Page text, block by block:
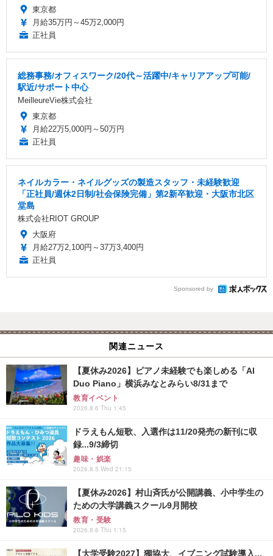
東京都
月給35万円～45万2,000円
正社員
総務事務/オフィスワーク/20代～活躍中/キャリアアップ可能/
駅近/サポート中心
MeilleureVie株式会社
東京都
月給22万5,000円～50万円
正社員
ネイルカラー・ネイルグッズの製造スタッフ・未経験歓迎
「正社員/週休2日制/社会保険完備」第2新卒歓迎・大阪市北区
堂島
株式会社RIOT GROUP
大阪府
月給27万2,100円～37万3,400円
正社員
Sponsored by
関連ニュース
【夏休み2026】ピアノ未経験でも楽しめる「AI
Duo Piano」横浜みなとみらい8/31まで
教育イベント
2026.8.6 Thu 1:45
ドラえもん短歌、入選作は11/20発売の新刊に収
録...9/3締切
趣味・娯楽
2026.8.5 Wed 21:15
【夏休み2026】村山斉氏が公開講義、小中学生の
ための大学講義スクール9月開校
教育・受験
2026.8.6 Thu 1:15
【大学受験2027】獨協大、イブニング試験導入...